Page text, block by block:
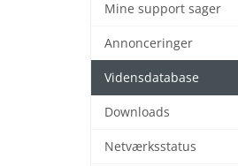
Mine support sager
Annonceringer
Vidensdatabase
Downloads
Netværksstatus